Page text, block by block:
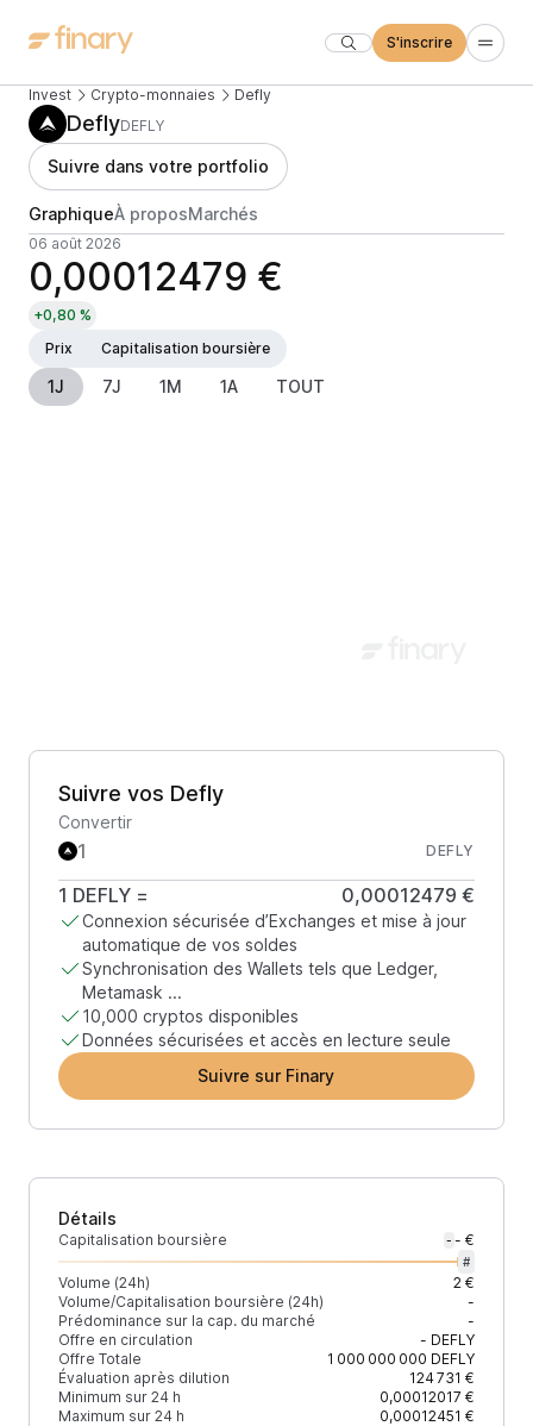
S'inscrire
Invest Crypto-monnaies Defly
DeflyDEFLY
Suivre dans votre portfolio
GraphiqueÀ proposMarchés
06 août 2026
0,00012479 €
+0,80 %
Prix
Capitalisation boursière
1J 7J 1M 1A TOUT
Suivre vos Defly
Convertir
DEFLY
1 DEFLY = 0,00012479 €
Connexion sécurisée d’Exchanges et mise à jour
automatique de vos soldes
Synchronisation des Wallets tels que Ledger,
Metamask ...
10,000 cryptos disponibles
Données sécurisées et accès en lecture seule
Suivre sur Finary
Détails
Capitalisation boursière - - €
#
Volume (24h)
2 €
Volume/Capitalisation boursière (24h)
-
Prédominance sur la cap. du marché
-
Offre en circulation
- DEFLY
Offre Totale
1 000 000 000 DEFLY
Évaluation après dilution
124 731 €
Minimum sur 24 h
0,00012017 €
Maximum sur 24 h
0,00012451 €